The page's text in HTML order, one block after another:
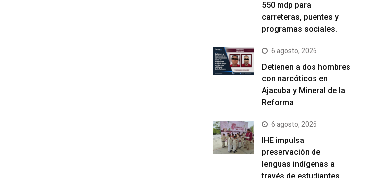
550 mdp para
carreteras, puentes y
programas sociales.
6 agosto, 2026
Detienen a dos hombres
con narcóticos en
Ajacuba y Mineral de la
Reforma
6 agosto, 2026
IHE impulsa
preservación de
lenguas indígenas a
través de estudiantes